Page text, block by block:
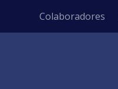
Colaboradores